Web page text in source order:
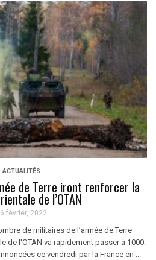
ACTUALITÉS
de Terre iront renforcer la
de l’OTAN
février, 2022
de militaires de l’armée de Terre
de l'OTAN va rapidement passer à 1000.
ce vendredi par la France en ...